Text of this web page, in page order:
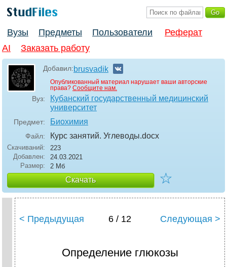
Вузы Предметы Пользователи
Реферат
AI
Заказать работу
Добавил:brusvadik
Опубликованный материал нарушает ваши авторские
права? Сообщите нам.
Вуз:
Кубанский государственный медицинский
университет
Предмет: Биохимия
Файл: Курс занятий. Углеводы.docx
Скачиваний:
223
Добавлен:
24.03.2021
Размер:
2 Мб
Скачать ☆
< Предыдущая 6 / 12 Следующая >
Определение глюкозы